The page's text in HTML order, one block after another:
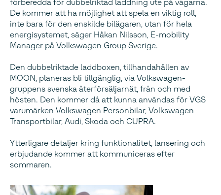
förberedda för dubbelriktad laddning ute på vägarna.
De kommer att ha möjlighet att spela en viktig roll,
inte bara för den enskilde bilägaren, utan för hela
energisystemet, säger Håkan Nilsson, E-mobility
Manager på Volkswagen Group Sverige.
Den dubbelriktade laddboxen, tillhandahållen av
MOON, planeras bli tillgänglig, via Volkswagen-
gruppens svenska återförsäljarnät, från och med
hösten. Den kommer då att kunna användas för VGS
varumärken Volkswagen Personbilar, Volkswagen
Transportbilar, Audi, Skoda och CUPRA.
Ytterligare detaljer kring funktionalitet, lansering och
erbjudande kommer att kommuniceras efter
sommaren.